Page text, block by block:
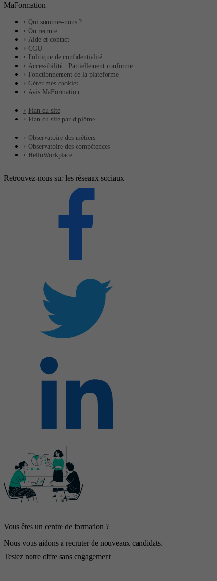
MaFormation
Qui sommes-nous ?
On recrute
Aide et contact
CGU
Politique de confidentialité
Accessibilité : Partiellement conforme
Fonctionnement de la plateforme
Gérer mes cookies
Avis MaFormation
Plan du site
Plan du site par diplôme
Observatoire des métiers
Observatoire des compétences
HelloWorkplace
Retrouvez-nous sur les réseaux sociaux
Vous êtes un centre de formation ?
Nous vous aidons à recruter de nouveaux candidats.
Testez notre offre sans engagement